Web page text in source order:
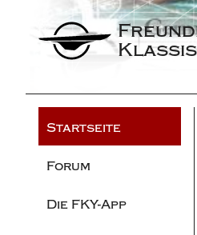
Startseite
Forum
Die FKY-App